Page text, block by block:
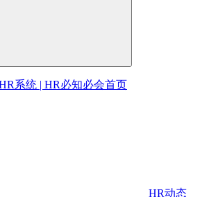
系统 | HR必知必会首页
HR动态